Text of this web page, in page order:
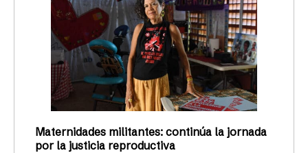
Maternidades militantes: continúa la jornada
por la justicia reproductiva